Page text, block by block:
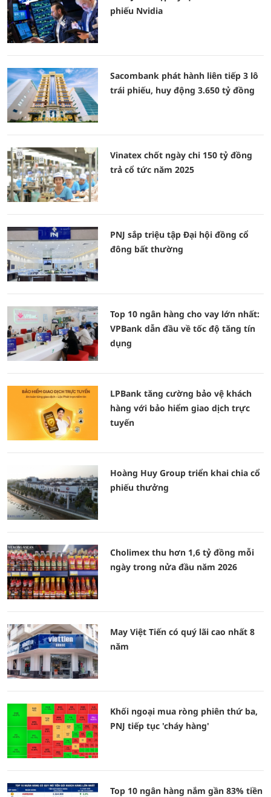
phiếu Nvidia
Sacombank phát hành liên tiếp 3 lô
trái phiếu, huy động 3.650 tỷ đồng
Vinatex chốt ngày chi 150 tỷ đồng
trả cổ tức năm 2025
PNJ sắp triệu tập Đại hội đồng cổ
đông bất thường
Top 10 ngân hàng cho vay lớn nhất:
VPBank dẫn đầu về tốc độ tăng tín
dụng
LPBank tăng cường bảo vệ khách
hàng với bảo hiểm giao dịch trực
tuyến
Hoàng Huy Group triển khai chia cổ
phiếu thưởng
Cholimex thu hơn 1,6 tỷ đồng mỗi
ngày trong nửa đầu năm 2026
May Việt Tiến có quý lãi cao nhất 8
năm
Khối ngoại mua ròng phiên thứ ba,
PNJ tiếp tục 'cháy hàng'
Top 10 ngân hàng nắm gần 83% tiền